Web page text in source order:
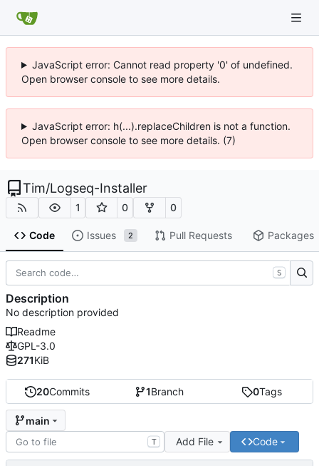
JavaScript error: Cannot read property '0' of undefined.
Open browser console to see more details.
JavaScript error: h(...).replaceChildren is not a function.
Open browser console to see more details. (7)
Tim/Logseq-Installer
1 0 0
Code Issues 2 Pull Requests Packages
20Commits 1Branch 0Tags
main
T Add File Code
S
Description
No description provided
Readme
GPL-3.0
271KiB